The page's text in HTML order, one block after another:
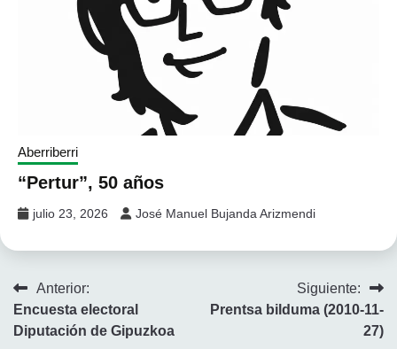
Aberriberri
“Pertur”, 50 años
julio 23, 2026 José Manuel Bujanda Arizmendi
Navegación
de
Anterior:
Encuesta electoral
Diputación de Gipuzkoa
Siguiente:
Prentsa bilduma (2010-11-
27)